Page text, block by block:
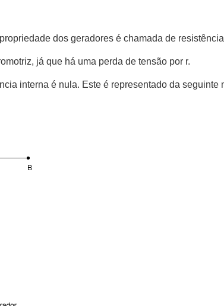
dos geradores é chamada de
já que há uma perda de tensão por r.
interna é nula. Este é representado da seguinte